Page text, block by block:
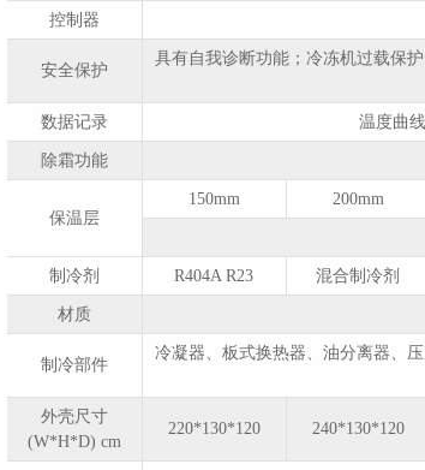
控制器
安全保护
具有自我诊断功能；冷冻机过载保
数据记录 温度曲
除霜功能
保温层
150mm 200mm
制冷剂 R404A R23 混合制冷剂
材质
制冷部件
冷凝器、板式换热器、油分离器、
外壳尺寸
(W*H*D) cm
220*130*120 240*130*120
无锡冠亚制冷加热控温
系统供回液温差大报警
无锡冠亚冷热一体机低
压报警解决方案